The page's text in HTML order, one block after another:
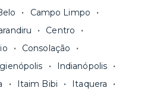
em alguns casos, até
contam com a facilidade de
do mês junto com o
único. Quer ainda mais
uma unidade com serviços
mais longos. Você
e escolher o prazo
de vida na página das
todo oprocesso de
Campo Limpo
Centro
Consolação
Indianópolis
Itaim Bibi
Itaquera